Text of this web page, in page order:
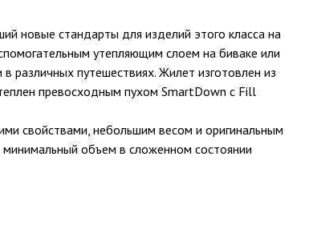
новые стандарты для изделий этого класса на
утепляющим слоем на биваке или
различных путешествиях. Жилет изготовлен из
превосходным пухом SmartDown с Fill
свойствами, небольшим весом и оригинальным
объем в сложенном состоянии